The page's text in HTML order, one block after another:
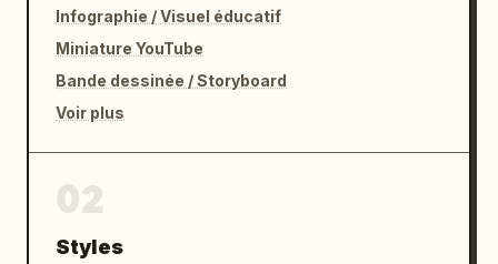
Infographie / Visuel éducatif
Miniature YouTube
Bande dessinée / Storyboard
Voir plus
Styles